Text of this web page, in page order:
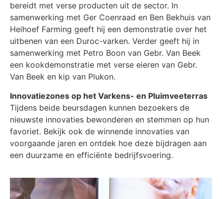
bereidt met verse producten uit de sector. In
samenwerking met Ger Coenraad en Ben Bekhuis van
Heihoef Farming geeft hij een demonstratie over het
uitbenen van een Duroc-varken. Verder geeft hij in
samenwerking met Petro Boon van Gebr. Van Beek
een kookdemonstratie met verse eieren van Gebr.
Van Beek en kip van Plukon.
Innovatiezones op het Varkens- en Pluimveeterras
Tijdens beide beursdagen kunnen bezoekers de
nieuwste innovaties bewonderen en stemmen op hun
favoriet. Bekijk ook de winnende innovaties van
voorgaande jaren en ontdek hoe deze bijdragen aan
een duurzame en efficiënte bedrijfsvoering.